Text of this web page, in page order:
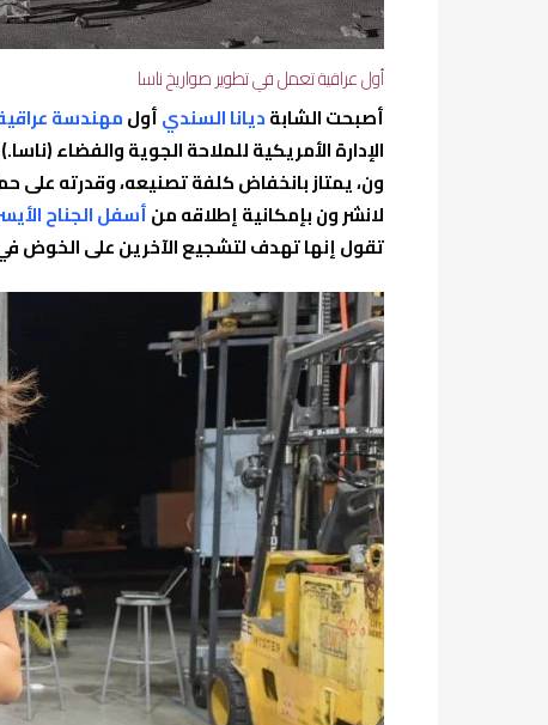
أول عراقية تعمل في تطوير صواريخ ناسا
أصبحت الشابةديانا السنديأولمهندسة
الإدارة الأمريكية للملاحة الجوية والفضاء
ون، يمتاز بانخفاض كلفة تصنيعه، وقدرته
لانشر ون بإمكانية إطلاقه منأسفل الجناح الأيسر
تقول إنها تهدف لتشجيع الآخرين على الخوض في